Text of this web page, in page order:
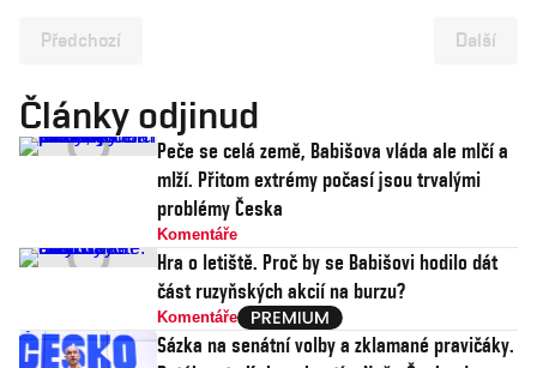
Předchozí Další
Články odjinud
Peče se celá země, Babišova vláda ale mlčí a
mlží. Přitom extrémy počasí jsou trvalými
problémy Česka
Komentáře
Hra o letiště. Proč by se Babišovi hodilo dát
část ruzyňských akcií na burzu?
Komentáře
Sázka na senátní volby a zklamané pravičáky.